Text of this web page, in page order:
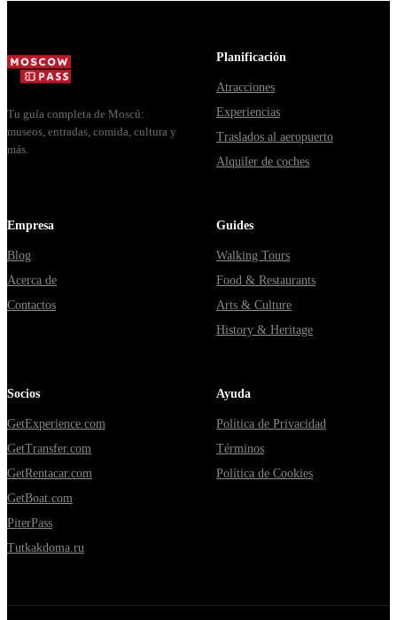
целый день,
за ко...
Tu guía completa de Moscú:
museos, entradas, comida, cultura y
más.
Planificación
Atracciones
Experiencias
Traslados al aeropuerto
Alquiler de coches
Empresa
Blog
Acerca de
Contactos
Guides
Walking Tours
Food & Restaurants
Arts & Culture
History & Heritage
Socios
GetExperience.com
GetTransfer.com
GetRentacar.com
GetBoat.com
PiterPass
Tutkakdoma.ru
Ayuda
Política de Privacidad
Términos
Política de Cookies